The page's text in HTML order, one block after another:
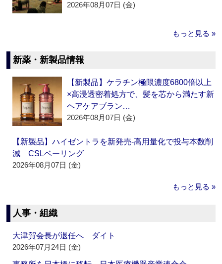
2026年08月07日 (金)
もっと見る »
新薬・新製品情報
【新製品】ケラチン極限濃度6800倍以上
×高浸透密着処方で、髪を芯から満たす新
ヘアケアブラン…
2026年08月07日 (金)
【新製品】ハイゼントラを新発売‐高用量化で投与本数削
減 CSLベーリング
2026年08月07日 (金)
もっと見る »
人事・組織
大津賀会長が退任へ ダイト
2026年07月24日 (金)